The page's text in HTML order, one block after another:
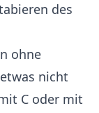
des
ohne
nicht
C oder mit